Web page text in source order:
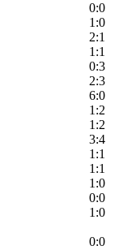
0:0
1:0
2:1
1:1
0:3
2:3
6:0
1:2
1:2
3:4
1:1
1:1
1:0
0:0
1:0
0:0